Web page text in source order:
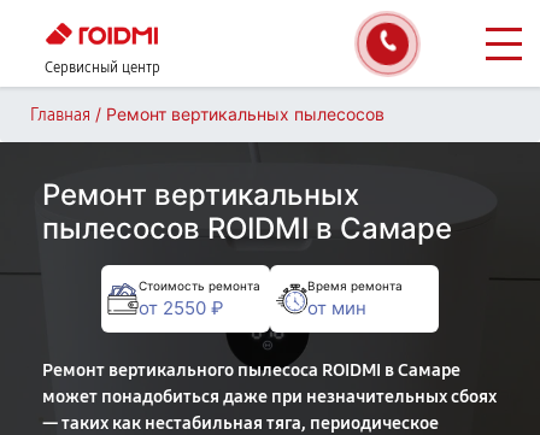
Сервисный центр
Главная / Ремонт вертикальных пылесосов
Ремонт вертикальных
пылесосов ROIDMI в Самаре
Стоимость ремонта
от 2550 ₽
Время ремонта
от мин
Ремонт вертикального пылесоса ROIDMI в Самаре
может понадобиться даже при незначительных сбоях
— таких как нестабильная тяга, периодическое